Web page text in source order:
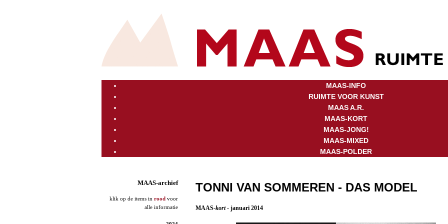
MAAS-INFO
RUIMTE VOOR KUNST
MAAS A.R.
MAAS-KORT
MAAS-JONG!
MAAS-MIXED
MAAS-POLDER
MAAS-archief
klik op de items in rood voor
alle informatie
TONNI VAN SOMMEREN - DAS MODEL
MAAS-kort- januari 2014